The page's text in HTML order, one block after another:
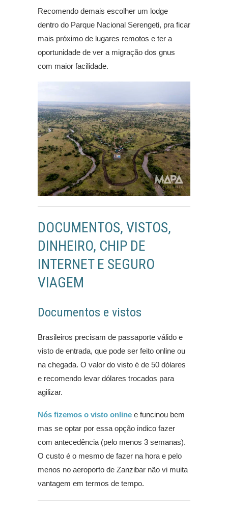
Recomendo demais escolher um lodge
dentro do Parque Nacional Serengeti, pra ficar
mais próximo de lugares remotos e ter a
oportunidade de ver a migração dos gnus
com maior facilidade.
DOCUMENTOS, VISTOS,
DINHEIRO, CHIP DE
INTERNET E SEGURO
VIAGEM
Documentos e vistos
Brasileiros precisam de passaporte válido e
visto de entrada, que pode ser feito online ou
na chegada. O valor do visto é de 50 dólares
e recomendo levar dólares trocados para
agilizar.
Nós fizemos o visto online e funcinou bem
mas se optar por essa opção indico fazer
com antecedência (pelo menos 3 semanas).
O custo é o mesmo de fazer na hora e pelo
menos no aeroporto de Zanzibar não vi muita
vantagem em termos de tempo.